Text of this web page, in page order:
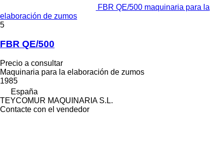
FBR QE/500 maquinaria para la
elaboración de zumos
5
FBR QE/500
Precio a consultar
Maquinaria para la elaboración de zumos
1985
España
TEYCOMUR MAQUINARIA S.L.
Contacte con el vendedor